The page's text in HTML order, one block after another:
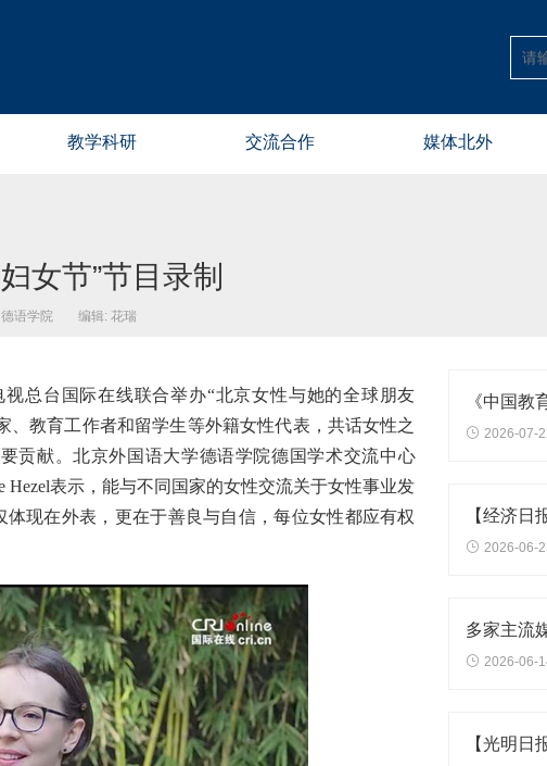
教学科研 交流合作 媒体北外
女节”节目录制
语学院 编辑: 花瑞
总台国际在线联合举办“北京女性与她的全球朋友
教育工作者和留学生等外籍女性代表，共话女性之
贡献。北京外国语大学德语学院德国学术交流中心
Hezel表示，能与不同国家的女性交流关于女性事业发
现在外表，更在于善良与自信，每位女性都应有权
2026-07-
2026-06-
2026-06-